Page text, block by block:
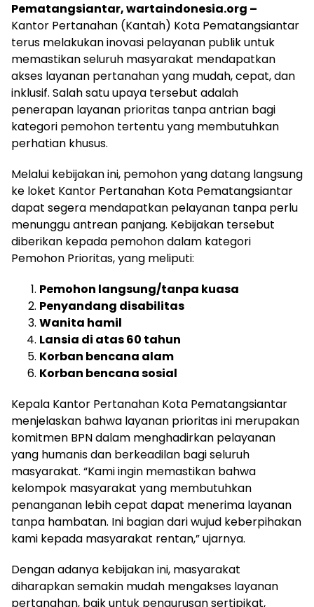
Pematangsiantar, wartaindonesia.org –
Kantor Pertanahan (Kantah) Kota Pematangsiantar
terus melakukan inovasi pelayanan publik untuk
memastikan seluruh masyarakat mendapatkan
akses layanan pertanahan yang mudah, cepat, dan
inklusif. Salah satu upaya tersebut adalah
penerapan layanan prioritas tanpa antrian bagi
kategori pemohon tertentu yang membutuhkan
perhatian khusus.
Melalui kebijakan ini, pemohon yang datang langsung
ke loket Kantor Pertanahan Kota Pematangsiantar
dapat segera mendapatkan pelayanan tanpa perlu
menunggu antrean panjang. Kebijakan tersebut
diberikan kepada pemohon dalam kategori
Pemohon Prioritas, yang meliputi:
Pemohon langsung/tanpa kuasa
Penyandang disabilitas
Wanita hamil
Lansia di atas 60 tahun
Korban bencana alam
Korban bencana sosial
Kepala Kantor Pertanahan Kota Pematangsiantar
menjelaskan bahwa layanan prioritas ini merupakan
komitmen BPN dalam menghadirkan pelayanan
yang humanis dan berkeadilan bagi seluruh
masyarakat. “Kami ingin memastikan bahwa
kelompok masyarakat yang membutuhkan
penanganan lebih cepat dapat menerima layanan
tanpa hambatan. Ini bagian dari wujud keberpihakan
kami kepada masyarakat rentan,” ujarnya.
Dengan adanya kebijakan ini, masyarakat
diharapkan semakin mudah mengakses layanan
pertanahan, baik untuk pengurusan sertipikat,